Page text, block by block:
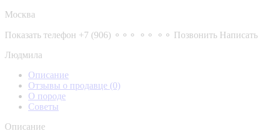
Москва
Показать телефон +7 (906) ⚬⚬⚬ ⚬⚬ ⚬⚬ Позвонить Написать
Людмила
Описание
Отзывы о продавце (0)
О породе
Советы
Описание